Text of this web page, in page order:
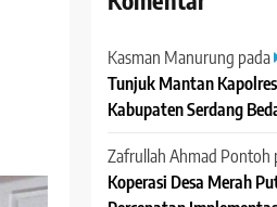
Kasman Manurung pada
Tunjuk Mantan
Kabupaten Serdang
Zafrullah Ahmad Pontoh
Koperasi Desa Merah